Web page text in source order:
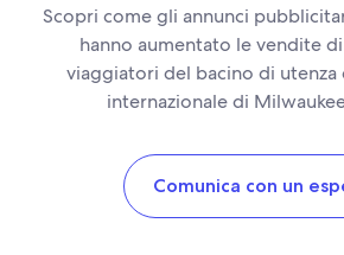
Scopri come gli annunci
hanno aumentato le vendite
viaggiatori del bacino di
internazionale di
Comunica con un